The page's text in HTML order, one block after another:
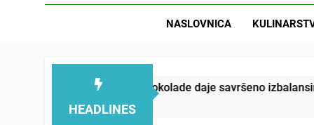
NASLOVNICA
HEADLINES
svežine i čokolade daje savršeno izbalansiran ukus